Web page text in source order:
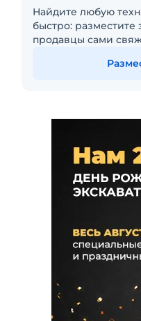
Найдите любую
быстро: разместите
продавцы сами